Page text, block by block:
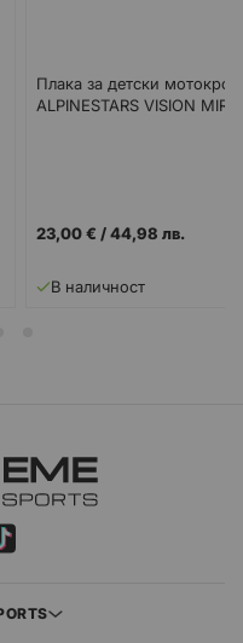
Плака за детски
ALPINESTARS VISION
23,00 € /44,98 лв.
В наличност